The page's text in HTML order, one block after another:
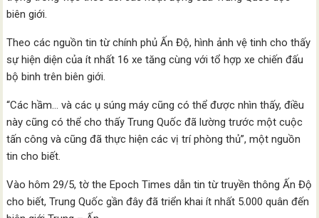
biên giới.
Theo các nguồn tin từ chính phủ Ấn Độ, hình ảnh vệ tinh cho thấy
sự hiện diện của ít nhất 16 xe tăng cùng với tổ hợp xe chiến đấu
bộ binh trên biên giới.
“Các hầm… và các ụ súng máy cũng có thể được nhìn thấy, điều
này cũng có thể cho thấy Trung Quốc đã lường trước một cuộc
tấn công và cũng đã thực hiện các vị trí phòng thủ”, một nguồn
tin cho biết.
Vào hôm 29/5, tờ the Epoch Times dẫn tin từ truyền thông Ấn Độ
cho biết, Trung Quốc gần đây đã triển khai ít nhất 5.000 quân đến